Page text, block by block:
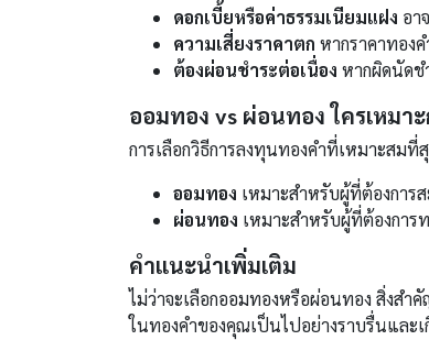
ดอกเบี้ยหรือค่าธรรมเนียมแฝง อา
ความเสี่ยงราคาตก หากราคาทอง
ต้องผ่อนชำระต่อเนื่อง หากผิดนัดช
ออมทอง vs ผ่อนทอง ใครเหมา
การเลือกวิธีการลงทุนทองคำที่เหมาะสม
ออมทอง เหมาะสำหรับผู้ที่ต้องการ
ผ่อนทอง เหมาะสำหรับผู้ที่ต้องการ
คำแนะนำเพิ่มเติม
ไม่ว่าจะเลือกออมทองหรือผ่อนทอง สิ่งสำ
ในทองคำของคุณเป็นไปอย่างราบรื่นและ